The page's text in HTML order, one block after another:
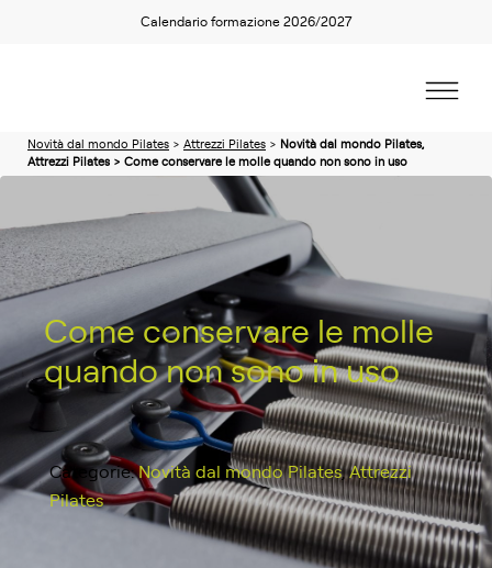
Calendario formazione 2026/2027
Novità dal mondo Pilates > Attrezzi Pilates > Novità dal mondo Pilates,
Attrezzi Pilates > Come conservare le molle quando non sono in uso
Come conservare le molle
quando non sono in uso
Categorie:Novità dal mondo Pilates,Attrezzi
Pilates